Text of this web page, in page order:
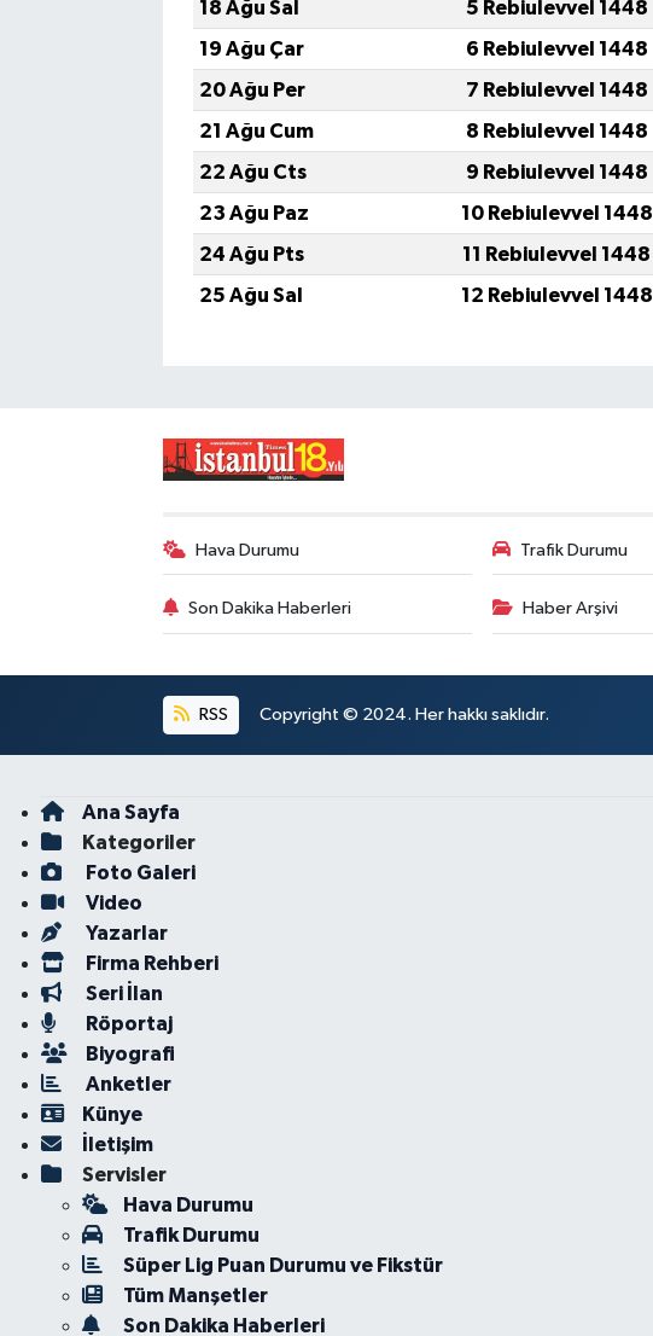
18 Ağu Sal
5 Rebiulevvel 1448
19 Ağu Çar
6 Rebiulevvel 1448
20 Ağu Per
7 Rebiulevvel 1448
21 Ağu Cum
8 Rebiulevvel 1448
22 Ağu Cts
9 Rebiulevvel 1448
23 Ağu Paz
10 Rebiulevvel 1448
24 Ağu Pts
11 Rebiulevvel 1448
25 Ağu Sal
12 Rebiulevvel 1448
Hava Durumu Trafik Durumu
Son Dakika Haberleri Haber Arşivi
RSS Copyright © 2024. Her hakkı saklıdır.
Ana Sayfa
Kategoriler
Foto Galeri
Video
Yazarlar
Firma Rehberi
Seri İlan
Röportaj
Biyografi
Anketler
Künye
İletişim
Servisler
Hava Durumu
Trafik Durumu
Süper Lig Puan Durumu ve Fikstür
Tüm Manşetler
Son Dakika Haberleri